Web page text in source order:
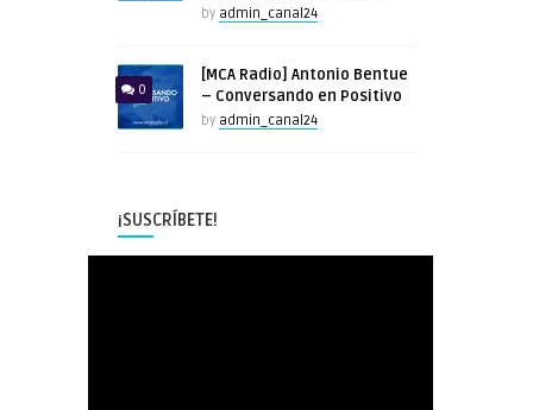
by admin_canal24
0
[MCA Radio] Antonio Bentue
– Conversando en Positivo
by admin_canal24
¡SUSCRÍBETE!